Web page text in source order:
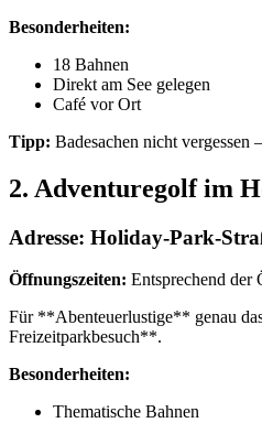
Besonderheiten:
18 Bahnen
Direkt am See gelegen
Café vor Ort
Tipp: Badesachen nicht vergessen
2. Adventuregolf im
Adresse: Holiday-Park-
Öffnungszeiten: Entsprechend der
Für **Abenteuerlustige** genau
Freizeitparkbesuch**.
Besonderheiten:
Thematische Bahnen